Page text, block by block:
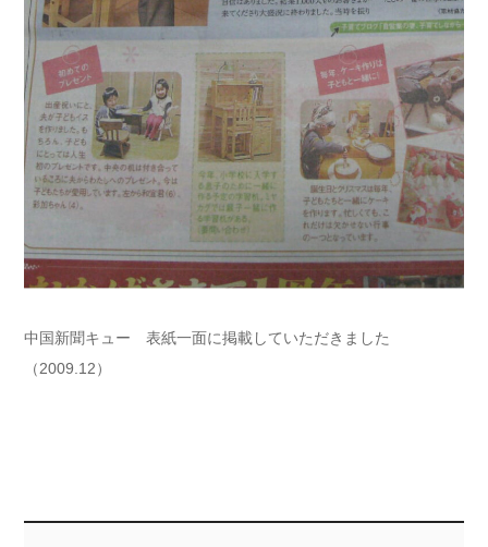
中国新聞キュー 表紙一面に掲載していただきました
（2009.12）